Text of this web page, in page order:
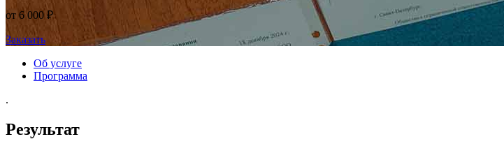
от 6 000 ₽
Заказать
Об услуге
Программа
.
Результат